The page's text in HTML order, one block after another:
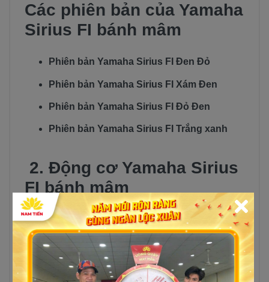
Các phiên bản của Yamaha
Sirius FI bánh mâm
Phiên bản Yamaha Sirius FI Đen Đỏ
Phiên bản Yamaha Sirius FI Xám Đen
Phiên bản Yamaha Sirius FI Đỏ Đen
Phiên bản Yamaha Sirius FI Trắng xanh
2. Động cơ Yamaha Sirius
FI bánh mâm
Động cơ có sự thay đổi từ 110cc lên 115cc so
với bản cũ. Trang bị hệ thống SOHC, làm mát
bằng không khí. Từ đó, tối ưu được lượng khí
thải được xả ra. Nhờ có khối động cơ hiện đại,
bền bỉ, Sirius bánh mâm đã xưng danh mình vớ